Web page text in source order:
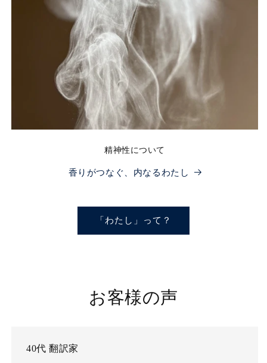
精神性について
香りがつなぐ、内なるわたし
「わたし」って？
お客様の声
40代 翻訳家